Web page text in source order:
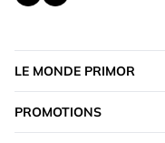
LE MONDE PRIMOR
PROMOTIONS